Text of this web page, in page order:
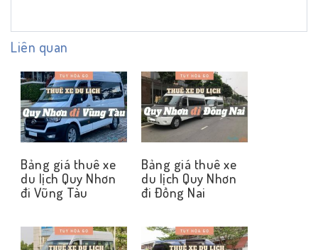
Liên quan
Bảng giá thuê xe
du lịch Quy Nhơn
đi Vũng Tàu
Bảng giá thuê xe
du lịch Quy Nhơn
đi Đồng Nai